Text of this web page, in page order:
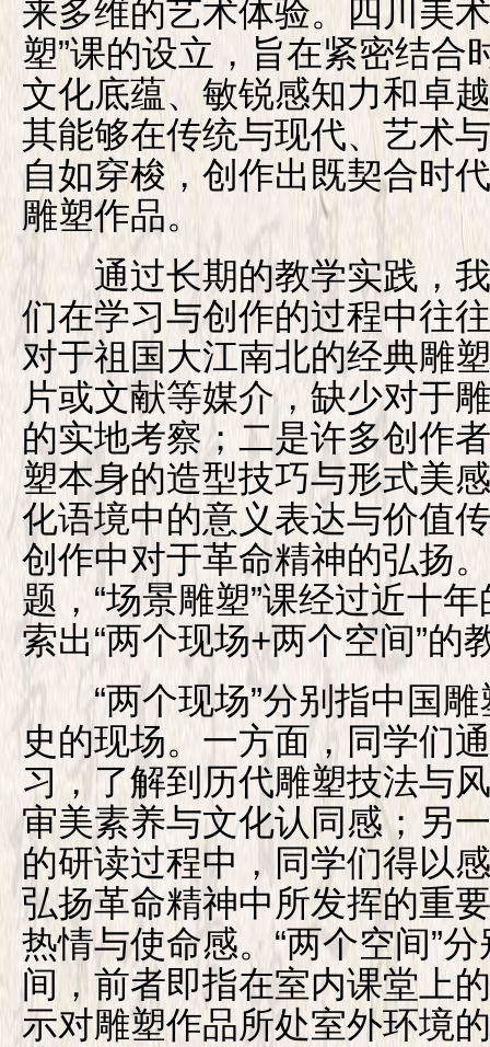
来多维的艺术体验。四川美
塑”课的设立，旨在紧密结合
文化底蕴、敏锐感知力和卓
其能够在传统与现代、艺术
自如穿梭，创作出既契合时
雕塑作品。
通过长期的教学实践，我
们在学习与创作的过程中往
对于祖国大江南北的经典雕
片或文献等媒介，缺少对于
的实地考察；二是许多创作
塑本身的造型技巧与形式美
化语境中的意义表达与价值
创作中对于革命精神的弘扬
题，“场景雕塑”课经过近十
索出“两个现场+两个空间”的
“两个现场”分别指中国雕
史的现场。一方面，同学们
习，了解到历代雕塑技法与
审美素养与文化认同感；另
的研读过程中，同学们得以
弘扬革命精神中所发挥的重
热情与使命感。“两个空间”
间，前者即指在室内课堂上
示对雕塑作品所处室外环境